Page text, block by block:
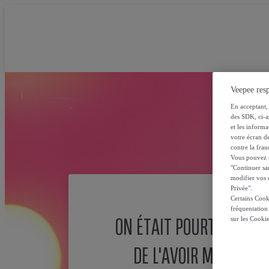
ON ÉTAIT POURTANT
DE L'AVOIR MISE ICI !
Veepee
En
des SDK, ci-
et les
votre écran
contre la
Vous pouvez
"Continuer
modifier vos
Privée".
Certains
fréquentation
sur les